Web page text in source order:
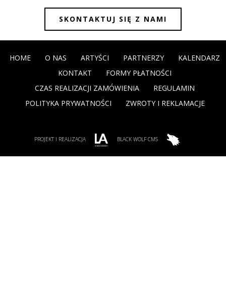
SKONTAKTUJ SIĘ Z NAMI
HOME O NAS ARTYŚCI PARTNERZY
KALENDARZ
KONTAKT
FORMY PŁATNOŚCI
CZAS REALIZACJI ZAMÓWIENIA
REGULAMIN
POLITYKA PRYWATNOŚCI
ZWROTY I REKLAMACJE
PROJEKT I REALIZACJA BLACK WOLF CMS